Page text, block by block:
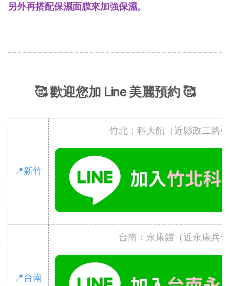
另外再搭配保濕面膜來加強保濕。
🥰 歡迎您加 Line 美麗預約 🥰
📍新竹
竹北：科大館（近縣政二路
📍台南
台南：永康館（近永康兵